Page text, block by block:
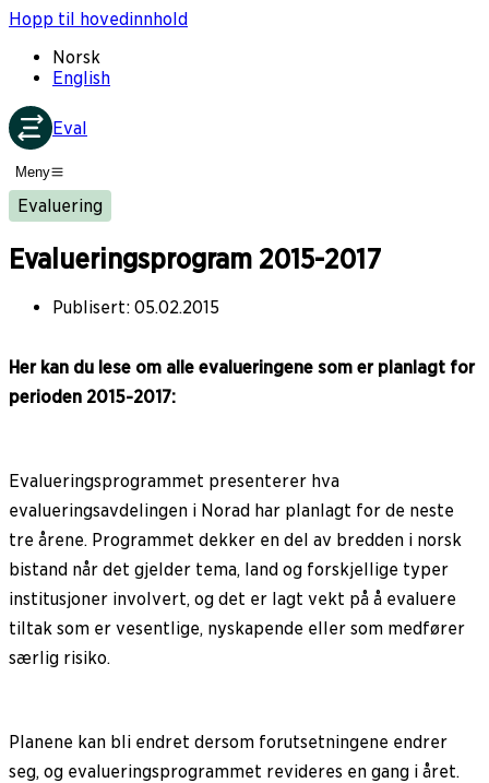
Hopp til hovedinnhold
Norsk
English
Eval
Meny
Evaluering
Evalueringsprogram 2015-2017
Publisert: 05.02.2015
Her kan du lese om alle evalueringene som er planlagt for
perioden 2015-2017:
Evalueringsprogrammet presenterer hva
evalueringsavdelingen i Norad har planlagt for de neste
tre årene. Programmet dekker en del av bredden i norsk
bistand når det gjelder tema, land og forskjellige typer
institusjoner involvert, og det er lagt vekt på å evaluere
tiltak som er vesentlige, nyskapende eller som medfører
særlig risiko.
Planene kan bli endret dersom forutsetningene endrer
seg, og evalueringsprogrammet revideres en gang i året.